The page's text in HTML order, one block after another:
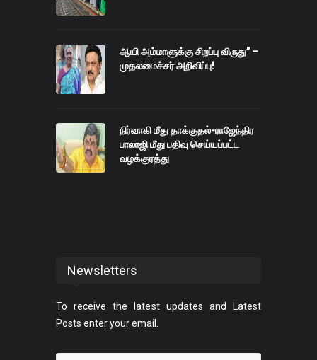
ஆயி அம்மாளுக்கு சிறப்பு விருது” –
முதலமைச்சர் அறிவிப்பு!
நிர்வாகி மீது தாக்குதல்-ராஜேந்திர
பாலாஜி மீது பதிவு செய்யப்பட்ட
வழக்குரத்து
Newsletters
To receive the latest updates and Latest
Posts enter your email.